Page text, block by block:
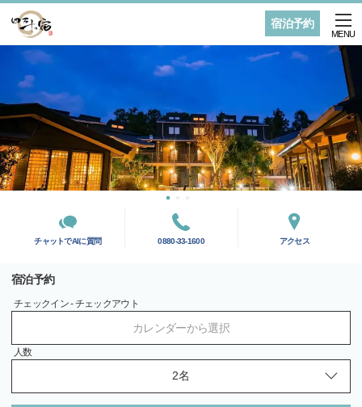
宿泊予約
MENU
チャットでAIに質問 0880-33-1600 アクセス
宿泊予約
チェックイン - チェックアウト
カレンダーから選択
人数